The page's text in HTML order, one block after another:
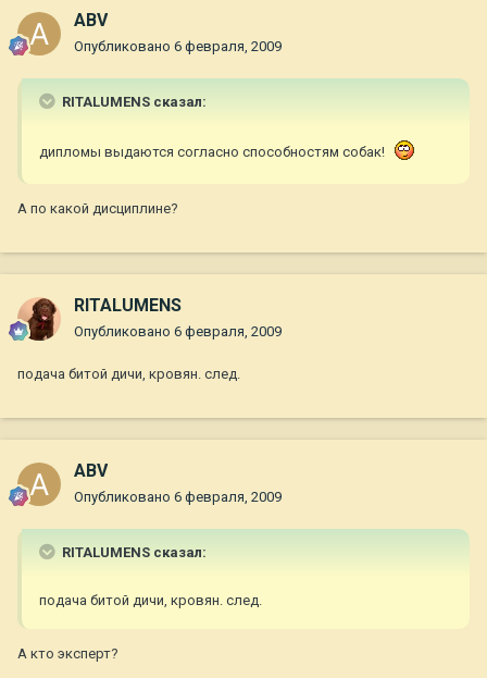
ABV
Опубликовано 6 февраля, 2009
RITALUMENS сказал:
дипломы выдаются согласно способностям собак!
А по какой дисциплине?
RITALUMENS
Опубликовано 6 февраля, 2009
подача битой дичи, кровян. след.
ABV
Опубликовано 6 февраля, 2009
RITALUMENS сказал:
подача битой дичи, кровян. след.
А кто эксперт?